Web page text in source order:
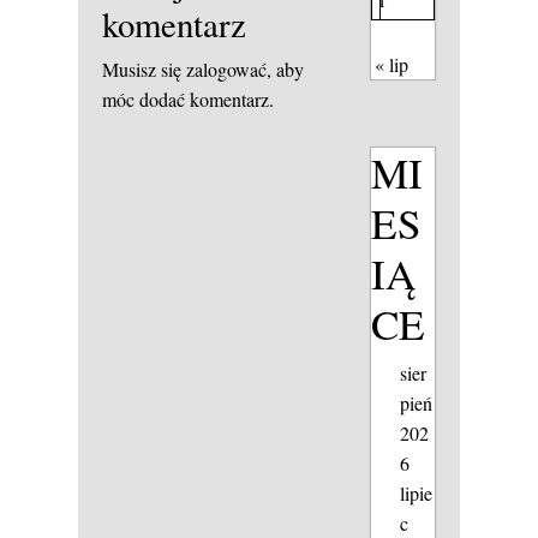
komentarz
Musisz sięzalogować, aby
móc dodać komentarz.
« lip
MI
ES
IĄ
CE
sier
pień
202
6
lipie
c